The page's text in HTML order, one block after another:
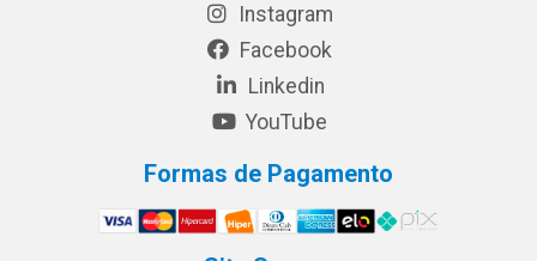
Instagram
Facebook
Linkedin
YouTube
Formas de Pagamento